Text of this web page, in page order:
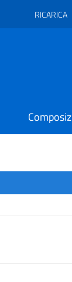
RICARICA
RICARICA